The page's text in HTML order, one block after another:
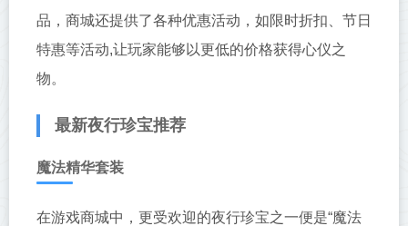
品，商城还提供了各种优惠活动，如限时折扣、节日
特惠等活动,让玩家能够以更低的价格获得心仪之
物。
最新夜行珍宝推荐
魔法精华套装
在游戏商城中，更受欢迎的夜行珍宝之一便是“魔法